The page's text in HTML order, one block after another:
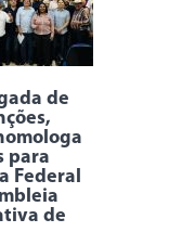
de
para
Federal
de